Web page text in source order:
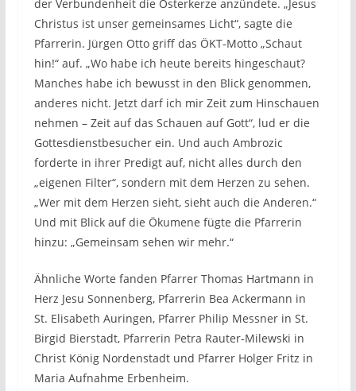
der Verbundenheit die Osterkerze anzündete. „Jesus
Christus ist unser gemeinsames Licht“, sagte die
Pfarrerin. Jürgen Otto griff das ÖKT-Motto „Schaut
hin!“ auf. „Wo habe ich heute bereits hingeschaut?
Manches habe ich bewusst in den Blick genommen,
anderes nicht. Jetzt darf ich mir Zeit zum Hinschauen
nehmen – Zeit auf das Schauen auf Gott“, lud er die
Gottesdienstbesucher ein. Und auch Ambrozic
forderte in ihrer Predigt auf, nicht alles durch den
„eigenen Filter“, sondern mit dem Herzen zu sehen.
„Wer mit dem Herzen sieht, sieht auch die Anderen.“
Und mit Blick auf die Ökumene fügte die Pfarrerin
hinzu: „Gemeinsam sehen wir mehr.“
Ähnliche Worte fanden Pfarrer Thomas Hartmann in
Herz Jesu Sonnenberg, Pfarrerin Bea Ackermann in
St. Elisabeth Auringen, Pfarrer Philip Messner in St.
Birgid Bierstadt, Pfarrerin Petra Rauter-Milewski in
Christ König Nordenstadt und Pfarrer Holger Fritz in
Maria Aufnahme Erbenheim.